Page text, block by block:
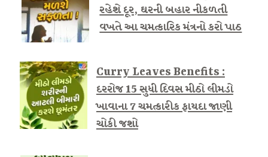
રહેશે દૂર, ઘરની બહાર નીકળતી
વખતે આ ચમત્કારિક મંત્રનો કરો પાઠ
Curry Leaves Benefits :
દરરોજ 15 સુધી દિવસ મીઠો લીમડો
ખાવાના 7 ચમત્કારીક ફાયદા જાણી
ચોકી જશો